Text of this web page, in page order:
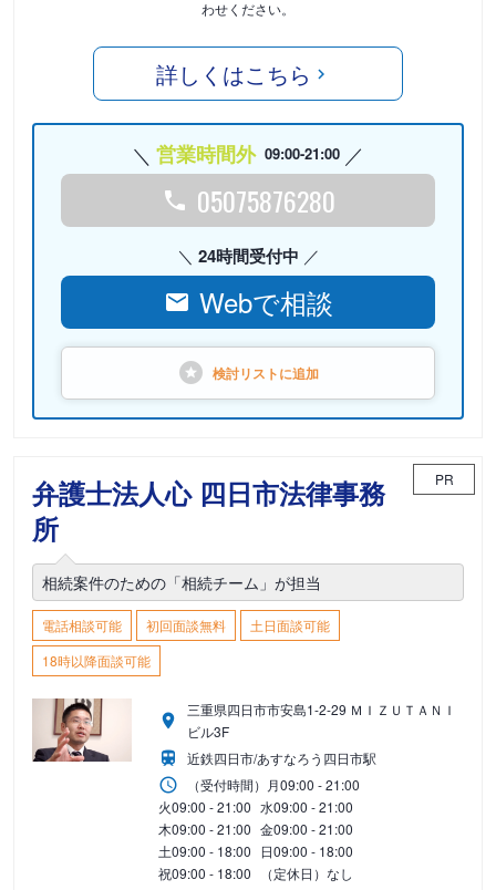
わせください。
詳しくはこちら
営業時間外 09:00-21:00
05075876280
24時間受付中
Webで相談
検討リストに追加
弁護士法人心 四日市法律事務
所
PR
相続案件のための「相続チーム」が担当
電話相談可能 初回面談無料
土日面談可能
18時以降面談可能
三重県四日市市安島1-2-29 ＭＩＺＵＴＡＮＩ
ビル3F
近鉄四日市/あすなろう四日市駅
（受付時間） 月09:00 - 21:00
火09:00 - 21:00 水09:00 - 21:00
木09:00 - 21:00 金09:00 - 21:00
土09:00 - 18:00 日09:00 - 18:00
祝09:00 - 18:00 （定休日）なし